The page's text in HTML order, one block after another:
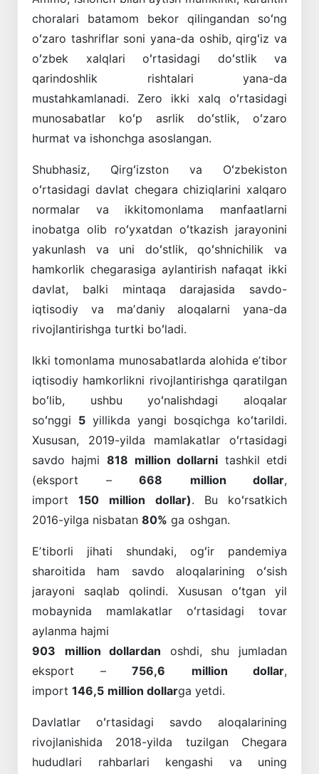
choralari batamom bekor qilingandan soʻng
oʻzaro tashriflar soni yana-da oshib, qirgʻiz va
oʻzbek xalqlari oʻrtasidagi doʻstlik va
qarindoshlik rishtalari yana-da
mustahkamlanadi. Zero ikki xalq oʻrtasidagi
munosabatlar koʻp asrlik doʻstlik, oʻzaro
hurmat va ishonchga asoslangan.
Shubhasiz, Qirgʻizston va Oʻzbekiston
oʻrtasidagi davlat chegara chiziqlarini xalqaro
normalar va ikkitomonlama manfaatlarni
inobatga olib roʻyxatdan oʻtkazish jarayonini
yakunlash va uni doʻstlik, qoʻshnichilik va
hamkorlik chegarasiga aylantirish nafaqat ikki
davlat, balki mintaqa darajasida savdo-
iqtisodiy va maʼdaniy aloqalarni yana-da
rivojlantirishga turtki boʻladi.
Ikki tomonlama munosabatlarda alohida eʼtibor
iqtisodiy hamkorlikni rivojlantirishga qaratilgan
boʻlib, ushbu yoʻnalishdagi aloqalar
soʻnggi 5 yillikda yangi bosqichga koʻtarildi.
Xususan, 2019-yilda mamlakatlar oʻrtasidagi
savdo hajmi 818 million dollarni tashkil etdi
(eksport – 668 million dollar,
import150 million dollar). Bu koʻrsatkich
2016-yilga nisbatan 80% ga oshgan.
Eʼtiborli jihati shundaki, ogʻir pandemiya
sharoitida ham savdo aloqalarining oʻsish
jarayoni saqlab qolindi. Xususan oʻtgan yil
mobaynida mamlakatlar oʻrtasidagi tovar
aylanma hajmi
903
million dollardan oshdi, shu jumladan
eksport – 756,6 million dollar,
import 146,5 million dollarga yetdi.
Davlatlar oʻrtasidagi savdo aloqalarining
rivojlanishida 2018-yilda tuzilgan Chegara
hududlari rahbarlari kengashi va uning